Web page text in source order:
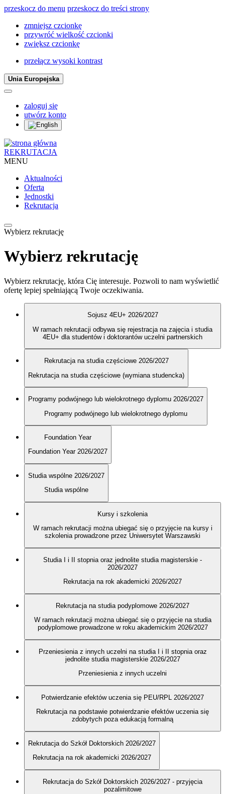
przeskocz do menu przeskocz do treści strony
zmniejsz czcionkę
przywróć wielkość czcionki
zwiększ czcionkę
przełącz wysoki kontrast
Unia Europejska
zaloguj się
utwórz konto
REKRUTACJA
MENU
Aktualności
Oferta
Jednostki
Rekrutacja
Wybierz rekrutację
Wybierz rekrutację
Wybierz rekrutację, która Cię interesuje. Pozwoli to nam wyświetlić
ofertę lepiej spełniającą Twoje oczekiwania.
Sojusz 4EU+ 2026/2027
W ramach rekrutacji odbywa się rejestracja na zajęcia i studia
4EU+ dla studentów i doktorantów uczelni partnerskich
Rekrutacja na studia częściowe 2026/2027
Rekrutacja na studia częściowe (wymiana studencka)
Programy podwójnego lub wielokrotnego dyplomu 2026/2027
Programy podwójnego lub wielokrotnego dyplomu
Foundation Year
Foundation Year 2026/2027
Studia wspólne 2026/2027
Studia wspólne
Kursy i szkolenia
W ramach rekrutacji można ubiegać się o przyjęcie na kursy i
szkolenia prowadzone przez Uniwersytet Warszawski
Studia I i II stopnia oraz jednolite studia magisterskie -
2026/2027
Rekrutacja na rok akademicki 2026/2027
Rekrutacja na studia podyplomowe 2026/2027
W ramach rekrutacji można ubiegać się o przyjęcie na studia
podyplomowe prowadzone w roku akademickim 2026/2027
Przeniesienia z innych uczelni na studia I i II stopnia oraz
jednolite studia magisterskie 2026/2027
Przeniesienia z innych uczelni
Potwierdzanie efektów uczenia się PEU/RPL 2026/2027
Rekrutacja na podstawie potwierdzanie efektów uczenia się
zdobytych poza edukacją formalną
Rekrutacja do Szkół Doktorskich 2026/2027
Rekrutacja na rok akademicki 2026/2027
Rekrutacja do Szkół Doktorskich 2026/2027 - przyjęcia
pozalimitowe